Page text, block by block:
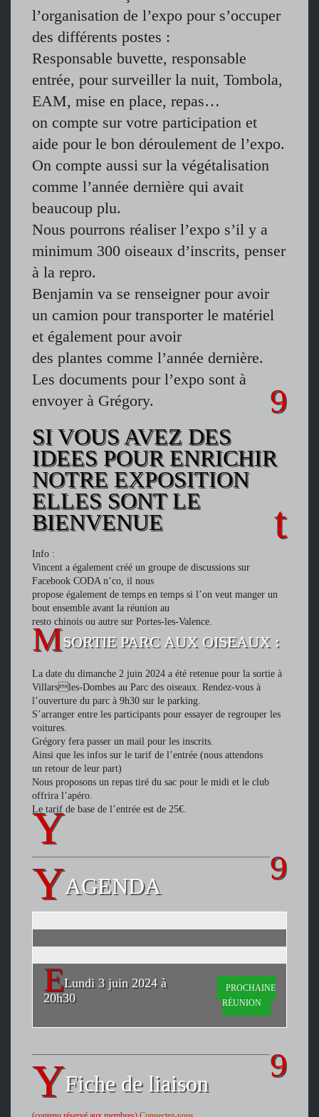
l’organisation de l’expo pour s’occuper
des différents postes :
Responsable buvette, responsable
entrée, pour surveiller la nuit, Tombola,
EAM, mise en place, repas…
on compte sur votre participation et
aide pour le bon déroulement de l’expo.
On compte aussi sur la végétalisation
comme l’année dernière qui avait
beaucoup plu.
Nous pourrons réaliser l’expo s’il y a
minimum 300 oiseaux d’inscrits, penser
à la repro.
Benjamin va se renseigner pour avoir
un camion pour transporter le matériel
et également pour avoir
des plantes comme l’année dernière.
Les documents pour l’expo sont à
envoyer à Grégory.
SI VOUS AVEZ DES
IDEES POUR ENRICHIR
NOTRE EXPOSITION
ELLES SONT LE
BIENVENUE
Info :
Vincent a également créé un groupe de discussions sur
Facebook CODA n’co, il nous
propose également de temps en temps si l’on veut manger un
bout ensemble avant la réunion au
resto chinois ou autre sur Portes-les-Valence.
SORTIE PARC AUX OISEAUX :
La date du dimanche 2 juin 2024 a été retenue pour la sortie à
Villarsles-Dombes au Parc des oiseaux. Rendez-vous à
l’ouverture du parc à 9h30 sur le parking.
S’arranger entre les participants pour essayer de regrouper les
voitures.
Grégory fera passer un mail pour les inscrits.
Ainsi que les infos sur le tarif de l’entrée (nous attendons
un retour de leur part)
Nous proposons un repas tiré du sac pour le midi et le club
offrira l’apéro.
Le tarif de base de l’entrée est de 25€.
AGENDA
Lundi 3 juin 2024 à
20h30
PROCHAINE
RÉUNION
Fiche de liaison